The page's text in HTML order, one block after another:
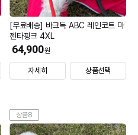
[무료배송] 바크독 ABC 레인코트 마
젠타핑크 4XL
64,900원
자세히 상품선택
상품8